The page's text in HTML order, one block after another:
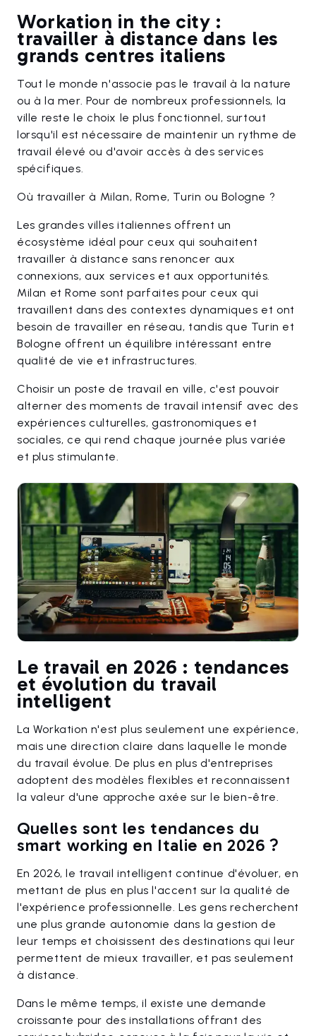
Workation in the city :
travailler à distance dans les
grands centres italiens
Tout le monde n'associe pas le travail à la nature
ou à la mer. Pour de nombreux professionnels, la
ville reste le choix le plus fonctionnel, surtout
lorsqu'il est nécessaire de maintenir un rythme de
travail élevé ou d'avoir accès à des services
spécifiques.
Où travailler à Milan, Rome, Turin ou Bologne ?
Les grandes villes italiennes offrent un
écosystème idéal pour ceux qui souhaitent
travailler à distance sans renoncer aux
connexions, aux services et aux opportunités.
Milan et Rome sont parfaites pour ceux qui
travaillent dans des contextes dynamiques et ont
besoin de travailler en réseau, tandis que Turin et
Bologne offrent un équilibre intéressant entre
qualité de vie et infrastructures.
Choisir un poste de travail en ville, c'est pouvoir
alterner des moments de travail intensif avec des
expériences culturelles, gastronomiques et
sociales, ce qui rend chaque journée plus variée
et plus stimulante.
Le travail en 2026 : tendances
et évolution du travail
intelligent
La Workation n'est plus seulement une expérience,
mais une direction claire dans laquelle le monde
du travail évolue. De plus en plus d'entreprises
adoptent des modèles flexibles et reconnaissent
la valeur d'une approche axée sur le bien-être.
Quelles sont les tendances du
smart working en Italie en 2026 ?
En 2026, le travail intelligent continue d'évoluer, en
mettant de plus en plus l'accent sur la qualité de
l'expérience professionnelle. Les gens recherchent
une plus grande autonomie dans la gestion de
leur temps et choisissent des destinations qui leur
permettent de mieux travailler, et pas seulement
à distance.
Dans le même temps, il existe une demande
croissante pour des installations offrant des